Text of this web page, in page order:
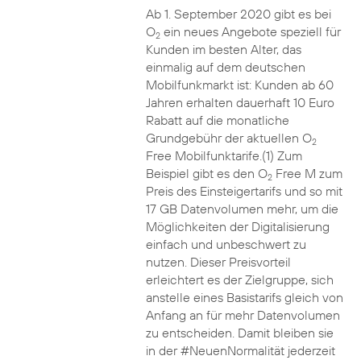
Ab 1. September 2020 gibt es bei
O2ein neues Angebote speziell für
Kunden im besten Alter, das
einmalig auf dem deutschen
Mobilfunkmarkt ist: Kunden ab 60
Jahren erhalten dauerhaft 10 Euro
Rabatt auf die monatliche
Grundgebühr der aktuellen O2
Free Mobilfunktarife.(1) Zum
Beispiel gibt es den O2Free M zum
Preis des Einsteigertarifs und so mit
17 GB Datenvolumen mehr, um die
Möglichkeiten der Digitalisierung
einfach und unbeschwert zu
nutzen. Dieser Preisvorteil
erleichtert es der Zielgruppe, sich
anstelle eines Basistarifs gleich von
Anfang an für mehr Datenvolumen
zu entscheiden. Damit bleiben sie
in der #NeuenNormalität jederzeit